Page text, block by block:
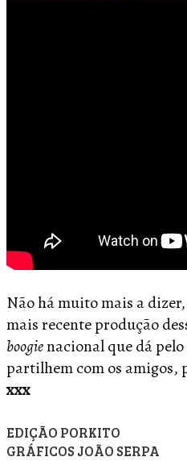
Não há muito mais a
mais recente produção
boogienacional que dá
partilhem com os amigos,
xxx
EDIÇÃO PORKITO
GRÁFICOS JOÃO SERPA